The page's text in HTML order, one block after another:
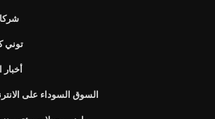
توني
أخبار
السوق السوداء على